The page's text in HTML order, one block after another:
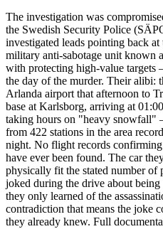
The investigation was
the Swedish Security Police
investigated leads pointing back
military anti-sabotage unit known
with protecting high-value
the day of the murder. Their alibi:
Arlanda airport that afternoon to
base at Karlsborg, arriving at
taking hours on "heavy snowfall"
from 422 stations in the area
night. No flight records
have ever been found. The car
physically fit the stated number of
joked during the drive about
they only learned of the
contradiction that means the joke
they already knew. Full